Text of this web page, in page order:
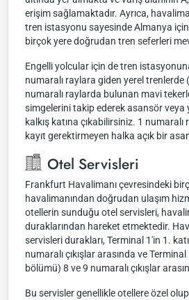
erişim sağlamaktadır. Ayrıca,
tren istasyonu sayesinde Almanya
birçok yere doğrudan tren seferleri
Engelli yolcular için de tren
numaralı raylara giden yerel trenlerde
numaralı raylarda bulunan mavi
simgelerini takip ederek asansör veya
kalkış katına çıkabilirsiniz. 1 numaralı
kayıt gerektirmeyen halka açık bir
Otel Servisleri
Frankfurt Havalimanı çevresindeki
havalimanından doğrudan ulaşım
otellerin sunduğu otel servisleri,
duraklarından hareket etmektedir.
servisleri durakları, Terminal 1'in 1.
numaralı çıkışlar arasında ve
bölümü) 8 ve 9 numaralı çıkışlar
Bu servisler genellikle otellere özel